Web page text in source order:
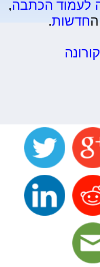
לעמוד הכתבה,
חדשות.